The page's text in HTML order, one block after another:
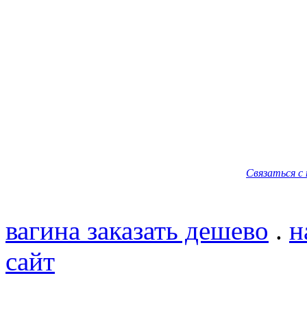
Связаться
вагина заказать дешево .
сайт